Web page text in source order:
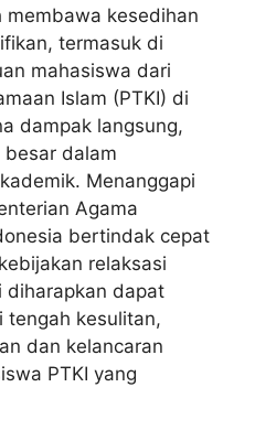
kesedihan
termasuk di
mahasiswa dari
Islam (PTKI) di
dampak langsung,
dalam
Menanggapi
Agama
bertindak cepat
relaksasi
diharapkan dapat
tengah kesulitan,
dan kelancaran
PTKI yang